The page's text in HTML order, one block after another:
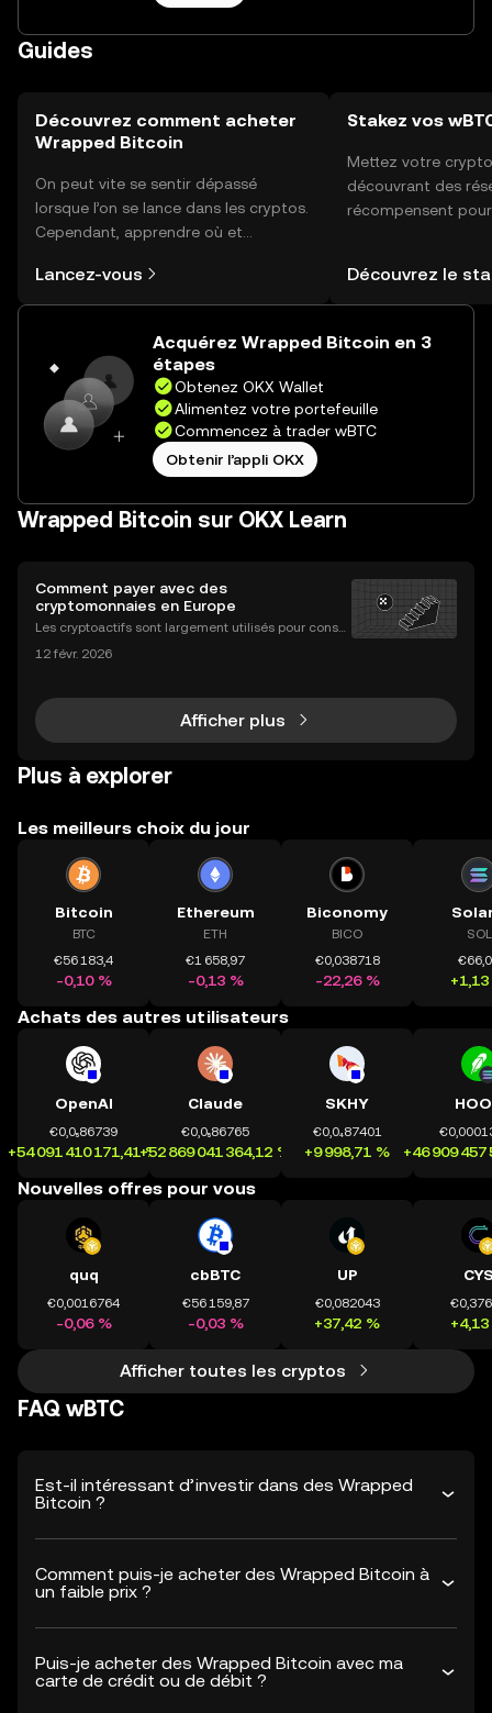
Guides
Découvrez comment acheter
Wrapped Bitcoin
On peut vite se sentir dépassé
lorsque l’on se lance dans les cryptos.
Cependant, apprendre où et
plus simple que vous ne l’imaginez.
Commencez votre aventure sur
directement ici, sur le site web.
Lancez-vous
Stakez vos
Mettez votre
découvrant des
récompensent
récompenses dans
grâce à votre
Découvrez le
Acquérez Wrapped Bitcoin en 3
étapes
Obtenez OKX Wallet
Alimentez votre portefeuille
Commencez à trader wBTC
Obtenir l’appli OKX
Wrapped Bitcoin sur OKX Learn
Comment payer avec des
cryptomonnaies en Europe
Les cryptoactifs sont largement utilisés pour conser
paiements du quotidien reste relativement limité. E
12 févr. 2026
Afficher plus
Plus à explorer
Les meilleurs choix du jour
Bitcoin
BTC
€56 183,4
-0,10 %
Ethereum
ETH
€1 658,97
-0,13 %
Biconomy
BICO
€0,038718
-22,26 %
SOL
Achats des autres utilisateurs
OpenAI
€0,0₅86739
+54 091 410 171,41 %
Claude
€0,0₅86765
+52 869 041 364,12 %
SKHY
€0,0₄87401
+9 998,71 % +46 909 457
Nouvelles offres pour vous
quq
€0,0016764
-0,06 %
cbBTC
€56 159,87
-0,03 %
UP
€0,082043
+37,42 %
Afficher toutes les cryptos
FAQ wBTC
Est-il intéressant d’investir dans des Wrapped
Bitcoin ?
Comment puis-je acheter des Wrapped Bitcoin à
un faible prix ?
Puis-je acheter des Wrapped Bitcoin avec ma
carte de crédit ou de débit ?